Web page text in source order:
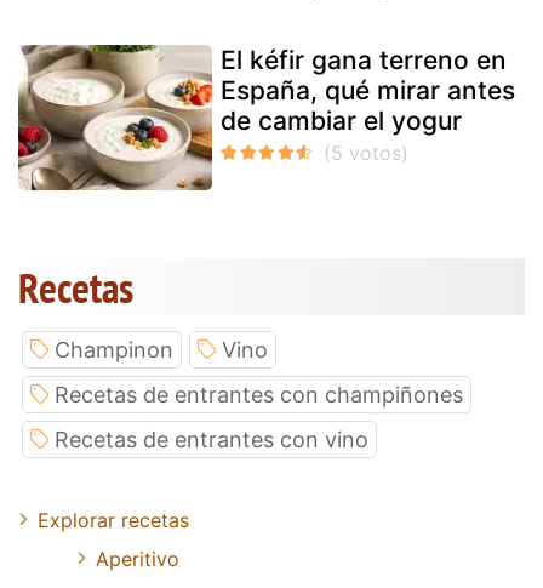
El kéfir gana terreno en
España, qué mirar antes
de cambiar el yogur
Recetas
Champinon
Vino
Recetas de entrantes con champiñones
Recetas de entrantes con vino
Explorar recetas
Aperitivo